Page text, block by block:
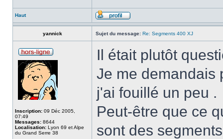
Haut
yannick Sujet du message: Re: Segments 400 XJ
Inscription: 09 Déc 2005,
07:49
Messages: 8644
Localisation: Lyon 69 et Alpe
du Grand Serre 38
Il était plutôt
Je me demandais
j'ai fouillé un peu .
Peut-être que ce
sont des